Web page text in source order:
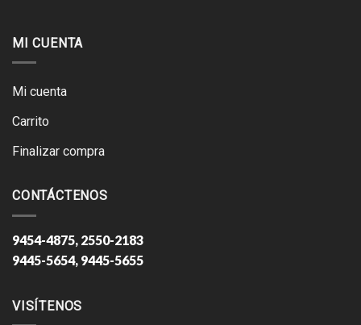
MI CUENTA
Mi cuenta
Carrito
Finalizar compra
CONTÁCTENOS
9454-4875, 2550-2183
9445-5654, 9445-5655
VISÍTENOS